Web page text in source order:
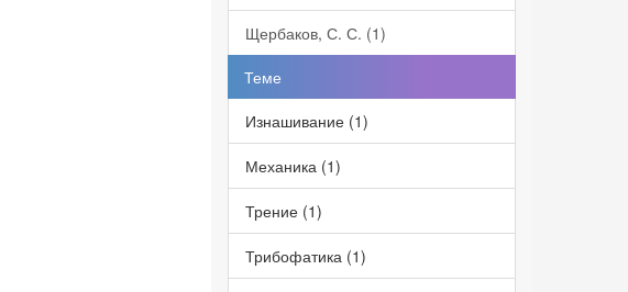
Щербаков, С. С. (1)
Теме
Изнашивание (1)
Механика (1)
Трение (1)
Трибофатика (1)